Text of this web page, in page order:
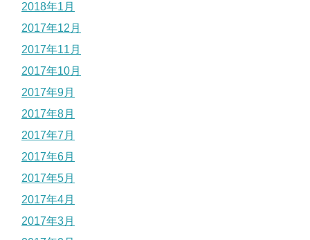
2018年1月
2017年12月
2017年11月
2017年10月
2017年9月
2017年8月
2017年7月
2017年6月
2017年5月
2017年4月
2017年3月